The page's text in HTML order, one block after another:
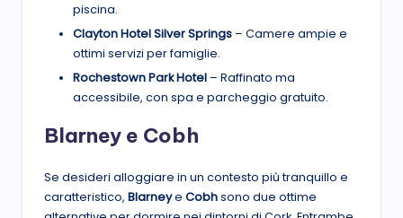
piscina.
Clayton Hotel Silver Springs – Camere ampie e
ottimi servizi per famiglie.
Rochestown Park Hotel – Raffinato ma
accessibile, con spa e parcheggio gratuito.
Blarney e Cobh
Se desideri alloggiare in un contesto più tranquillo e
caratteristico, Blarneye Cobhsono due ottime